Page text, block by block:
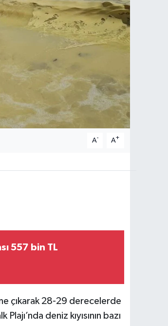
A- A+
557 bin TL
çıkarak 28-29 derecelerde
deniz kıyısının bazı